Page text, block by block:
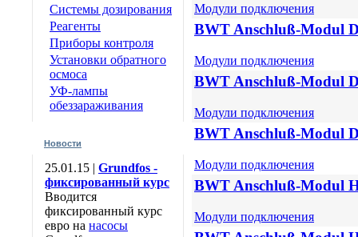
Системы дозирования
Реагенты
Приборы контроля
Установки обратного
осмоса
УФ-лампы
обеззараживания
Новости
25.01.15 | Grundfos -
фиксированный курс
Вводится
фиксированный курс
евро на насосы
Модули подключения
BWT Anschluß-Modul
Модули подключения
BWT Anschluß-Modul
Модули подключения
BWT Anschluß-Modul
Модули подключения
BWT Anschluß-Modul
Модули подключения